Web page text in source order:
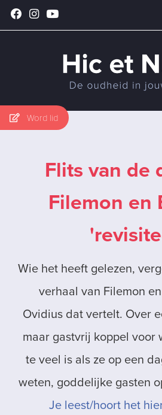
Word lid
Flits van de
Filemon en
Wie het heeft gelezen,
verhaal van Filemon
Ovidius dat vertelt. Over
maar gastvrij koppel voor
te veel is als ze op een
weten, goddelijke gasten
Je leest/hoort het hier